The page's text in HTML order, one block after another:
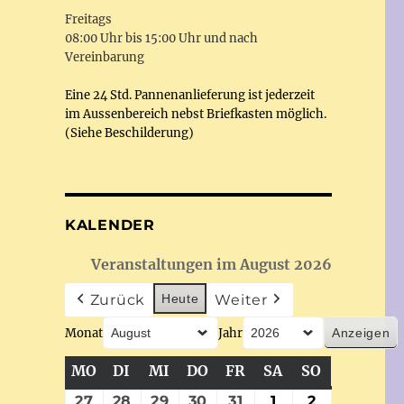
Freitags
08:00 Uhr bis 15:00 Uhr und nach
Vereinbarung
Eine 24 Std. Pannenanlieferung ist jederzeit
im Aussenbereich nebst Briefkasten möglich.
(Siehe Beschilderung)
KALENDER
Veranstaltungen im August 2026
Zurück Heute Weiter
Monat Jahr
MOMONTAG
DI DIENSTAG
MI MITTWOCH
DODONNERSTAG
FRFREITAG
SASAMSTAG
SO